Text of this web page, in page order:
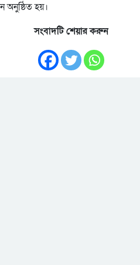
অনুষ্ঠিত হয়।
সংবাদটি শেয়ার করুন